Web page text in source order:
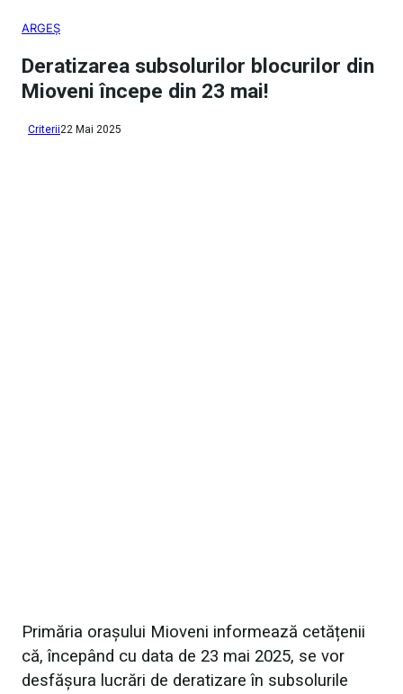
ARGEȘ
Deratizarea subsolurilor blocurilor din
Mioveni începe din 23 mai!
Criterii22 Mai 2025
Primăria orașului Mioveni informează cetățenii
că, începând cu data de 23 mai 2025, se vor
desfășura lucrări de deratizare în subsolurile